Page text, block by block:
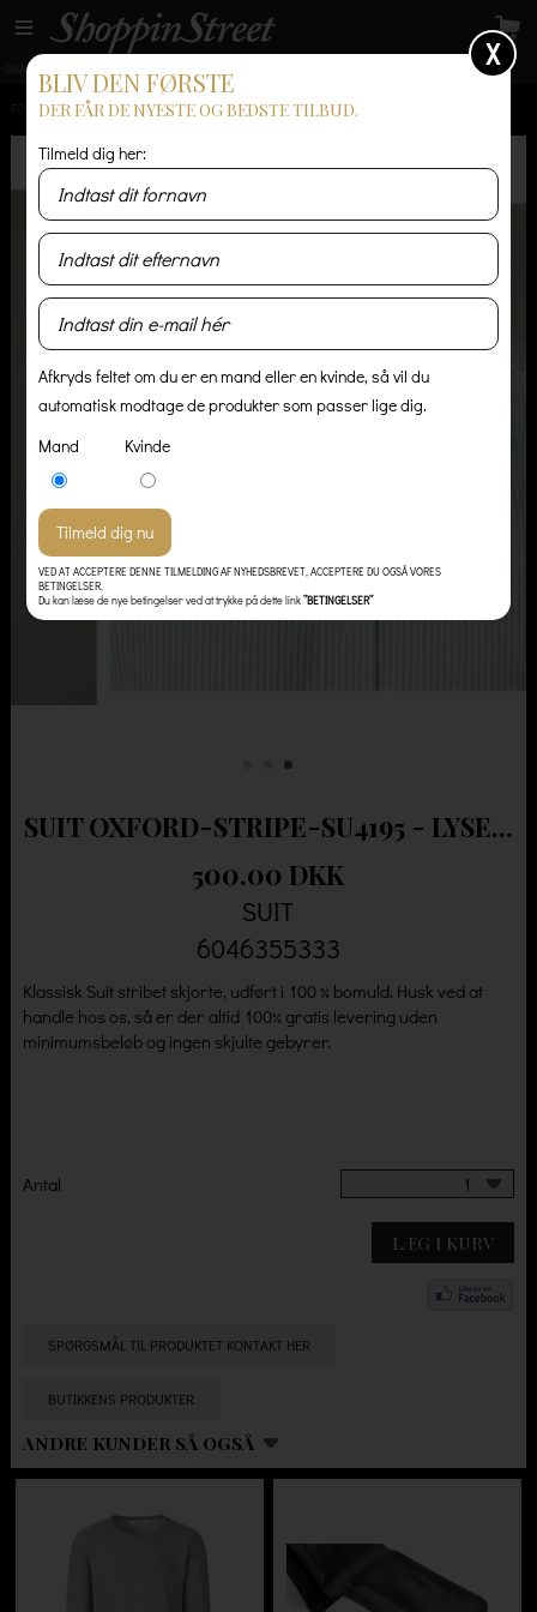
GRATIS LEVERING
FORSIDE / HERRE / SKJORTER / SUIT OXFORD-STRIPE-SU4195 - LYSEBLÅ/HVID
SUIT OXFORD-STRIPE-SU4195 - LYSE...
500.00 DKK
SUIT
6046355333
Klassisk Suit stribet skjorte, udført i 100 % bomuld. Husk ved at
handle hos os, så er der altid 100% gratis levering uden
minimumsbeløb og ingen skjulte gebyrer.
Antal 1
LÆG I KURV
SPØRGSMÅL TIL PRODUKTET KONTAKT HER
BUTIKKENS PRODUKTER
ANDRE KUNDER SÅ OGSÅ
X
BLIV DEN FØRSTE
DER FÅR DE NYESTE OG BEDSTE TILBUD.
Tilmeld dig her:
Afkryds feltet om du er en mand eller en kvinde, så vil du
automatisk modtage de produkter som passer lige dig.
Mand
Kvinde
VED AT ACCEPTERE DENNE TILMELDING AF NYHEDSBREVET, ACCEPTERE DU OGSÅ VORES
BETINGELSER.
Du kan læse de nye betingelser ved at trykke på dette link”BETINGELSER”